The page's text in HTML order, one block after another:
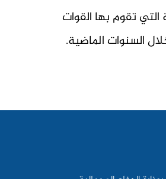
تقوم بها القوات
السنوات الماضية.